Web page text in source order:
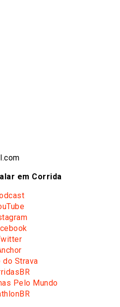
em Corrida
do Strava
Pelo Mundo